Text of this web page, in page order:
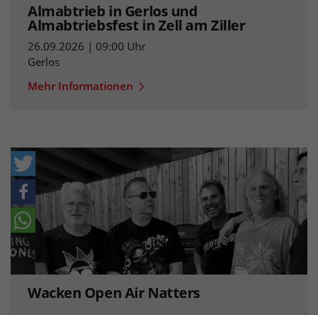
Almabtrieb in Gerlos und
Almabtriebsfest in Zell am Ziller
26.09.2026 | 09:00 Uhr
Gerlos
Mehr Informationen
Wacken Open Air Natters